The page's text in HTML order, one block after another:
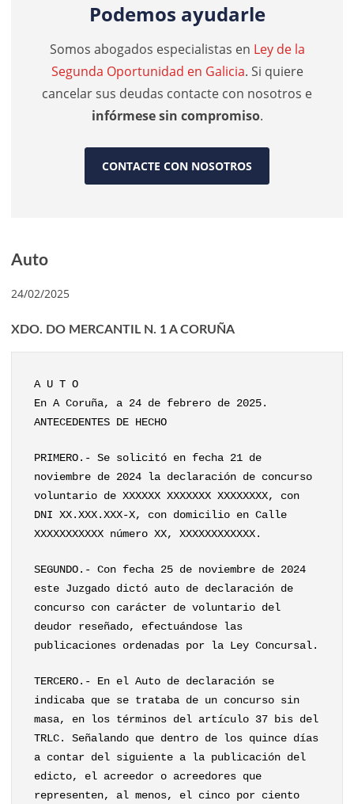
Podemos ayudarle
Somos abogados especialistas en Ley de la
Segunda Oportunidad en Galicia. Si quiere
cancelar sus deudas contacte con nosotros e
infórmese sin compromiso.
CONTACTE CON NOSOTROS
Auto
24/02/2025
XDO. DO MERCANTIL N. 1 A CORUÑA
A U T O
En A Coruña, a 24 de febrero de 2025.
ANTECEDENTES DE HECHO
PRIMERO.- Se solicitó en fecha 21 de
noviembre de 2024 la declaración de concurso
voluntario de XXXXXX XXXXXXX XXXXXXXX, con
DNI XX.XXX.XXX-X, con domicilio en Calle
XXXXXXXXXXX número XX, XXXXXXXXXXXX.
SEGUNDO.- Con fecha 25 de noviembre de 2024
este Juzgado dictó auto de declaración de
concurso con carácter de voluntario del
deudor reseñado, efectuándose las
publicaciones ordenadas por la Ley Concursal.
TERCERO.- En el Auto de declaración se
indicaba que se trataba de un concurso sin
masa, en los términos del artículo 37 bis del
TRLC. Señalando que dentro de los quince días
a contar del siguiente a la publicación del
edicto, el acreedor o acreedores que
representen, al menos, el cinco por ciento